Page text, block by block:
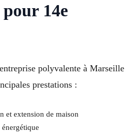
14e
polyvalente à Marseille
prestations :
et extension de maison